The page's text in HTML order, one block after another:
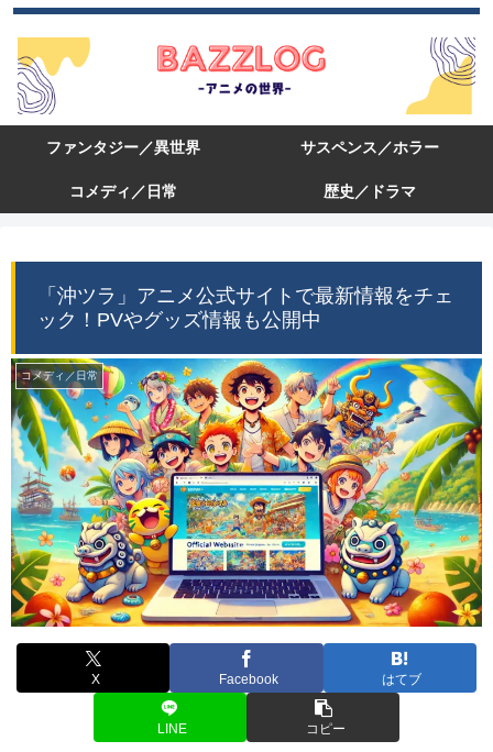
ファンタジー／異世界 サスペンス／ホラー
コメディ／日常 歴史／ドラマ
「沖ツラ」アニメ公式サイトで最新情報をチェ
ック！PVやグッズ情報も公開中
コメディ／日常
X Facebook はてブ
LINE コピー